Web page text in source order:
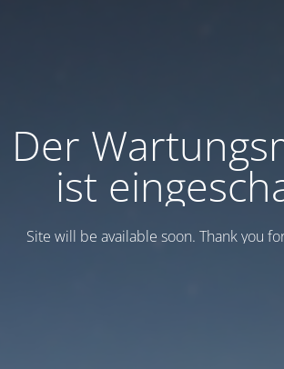
Der
ist
Site will be available soon. Thank you